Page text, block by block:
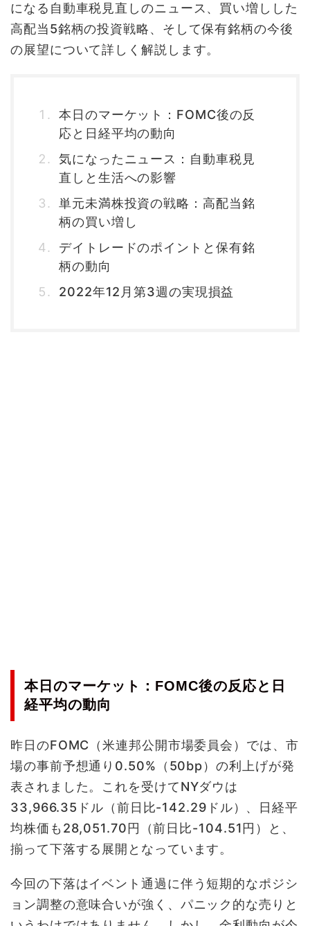
になる自動車税見直しのニュース、買い増しした
高配当5銘柄の投資戦略、そして保有銘柄の今後
の展望について詳しく解説します。
本日のマーケット：FOMC後の反
応と日経平均の動向
気になったニュース：自動車税見
直しと生活への影響
単元未満株投資の戦略：高配当銘
柄の買い増し
デイトレードのポイントと保有銘
柄の動向
2022年12月第3週の実現損益
本日のマーケット：FOMC後の反応と日
経平均の動向
昨日のFOMC（米連邦公開市場委員会）では、市
場の事前予想通り0.50%（50bp）の利上げが発
表されました。これを受けてNYダウは
33,966.35ドル（前日比-142.29ドル）、日経平
均株価も28,051.70円（前日比-104.51円）と、
揃って下落する展開となっています。
今回の下落はイベント通過に伴う短期的なポジシ
ョン調整の意味合いが強く、パニック的な売りと